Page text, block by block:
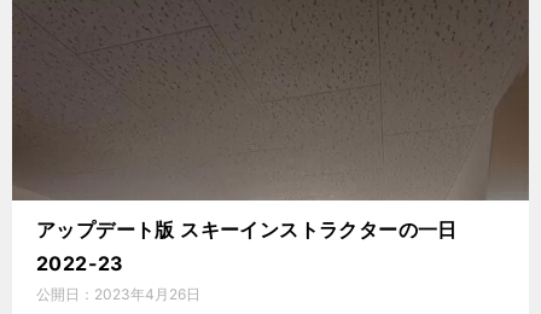
アップデート版 スキーインストラクターの一日
2022-23
公開日： 2023年4月26日